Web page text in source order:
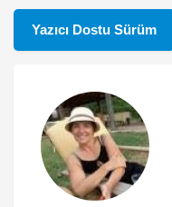
Yazıcı Dostu Sürüm